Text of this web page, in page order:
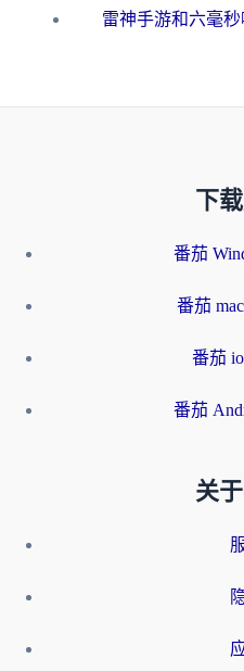
下
番茄
番茄
番茄
番茄
关于